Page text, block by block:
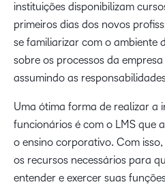
instituições disponibilizam
primeiros dias dos novos
se familiarizar com o ambiente
sobre os processos da
assumindo as
Uma ótima forma de realizar a
funcionários é com o LMS que
o ensino corporativo. Com
os recursos necessários para
entender e exercer suas